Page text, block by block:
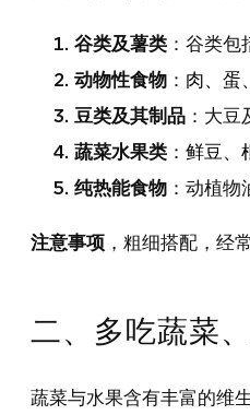
谷类及薯类 ：谷类包
动物性食物 ： 肉、蛋
豆类及其制品 ：大
蔬菜水果类 ： 鲜豆、
纯热能食物 ：动植
注意事项 ，粗细搭配，经
二、多吃蔬菜
蔬菜与水果含有丰富的维